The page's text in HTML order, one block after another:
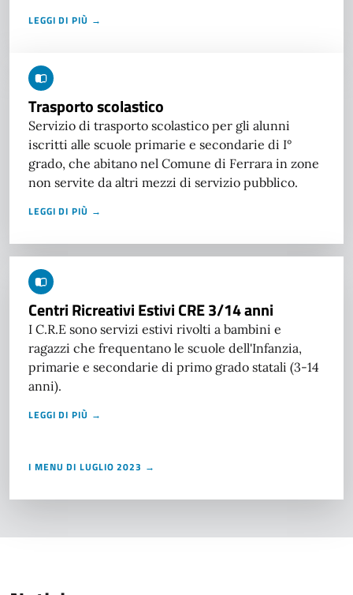
LEGGI DI PIÙ →
Trasporto scolastico
Servizio di trasporto scolastico per gli alunni
iscritti alle scuole primarie e secondarie di I°
grado, che abitano nel Comune di Ferrara in zone
non servite da altri mezzi di servizio pubblico.
LEGGI DI PIÙ →
Centri Ricreativi Estivi CRE 3/14 anni
I C.R.E sono servizi estivi rivolti a bambini e
ragazzi che frequentano le scuole dell'Infanzia,
primarie e secondarie di primo grado statali (3-14
anni).
LEGGI DI PIÙ →
I MENU DI LUGLIO 2023 →